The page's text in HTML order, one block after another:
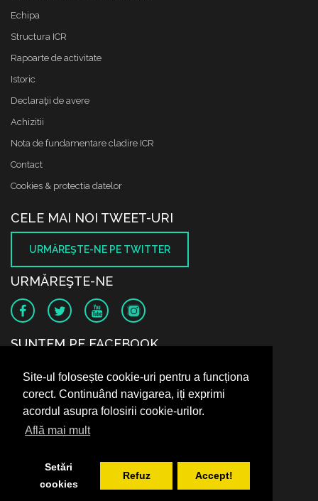
Site-ul folosește cookie-uri pentru a funcționa
corect. Continuând navigarea, iți exprimi
acordul asupra folosirii cookie-urilor.
Află mai mult
Setări
cookies
Refuz Accept!
Echipa
Structura ICR
Rapoarte de activitate
Istoric
Declaraţii de avere
Achizitii
Nota de fundamentare cladire ICR
Contact
Cookies & protectia datelor
CELE MAI NOI TWEET-URI
URMĂREŞTE-NE PE TWITTER
URMĂREŞTE-NE
SUNTEM PE FACEBOOK